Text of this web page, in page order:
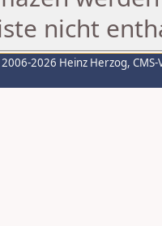
nicht
2026 Heinz Herzog,